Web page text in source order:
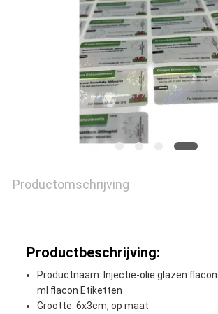
Productomschrijving
Productbeschrijving:
Productnaam: Injectie-olie glazen
ml flacon Etiketten
Grootte: 6x3cm, op maat